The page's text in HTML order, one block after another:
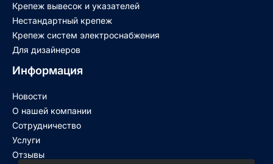
Крепеж вывесок и указателей
Нестандартный крепеж
Крепеж систем электроснабжения
Для дизайнеров
Информация
Новости
О нашей компании
Сотрудничество
Услуги
Отзывы